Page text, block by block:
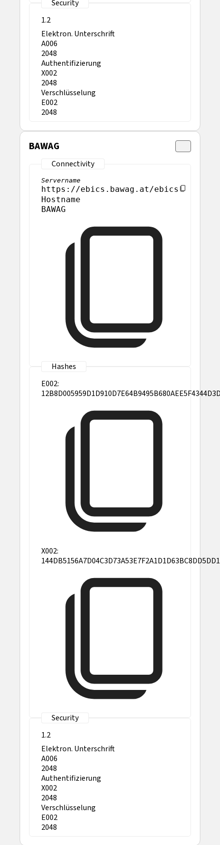
1.2
Elektron. Unterschrift
A006
2048
Authentifizierung
X002
2048
Verschlüsselung
E002
2048
BAWAG
Servername
https://ebics.bawag.at/ebics
Hostname
BAWAG
E002:
X002:
1.2
Elektron. Unterschrift
A006
2048
Authentifizierung
X002
2048
Verschlüsselung
E002
2048